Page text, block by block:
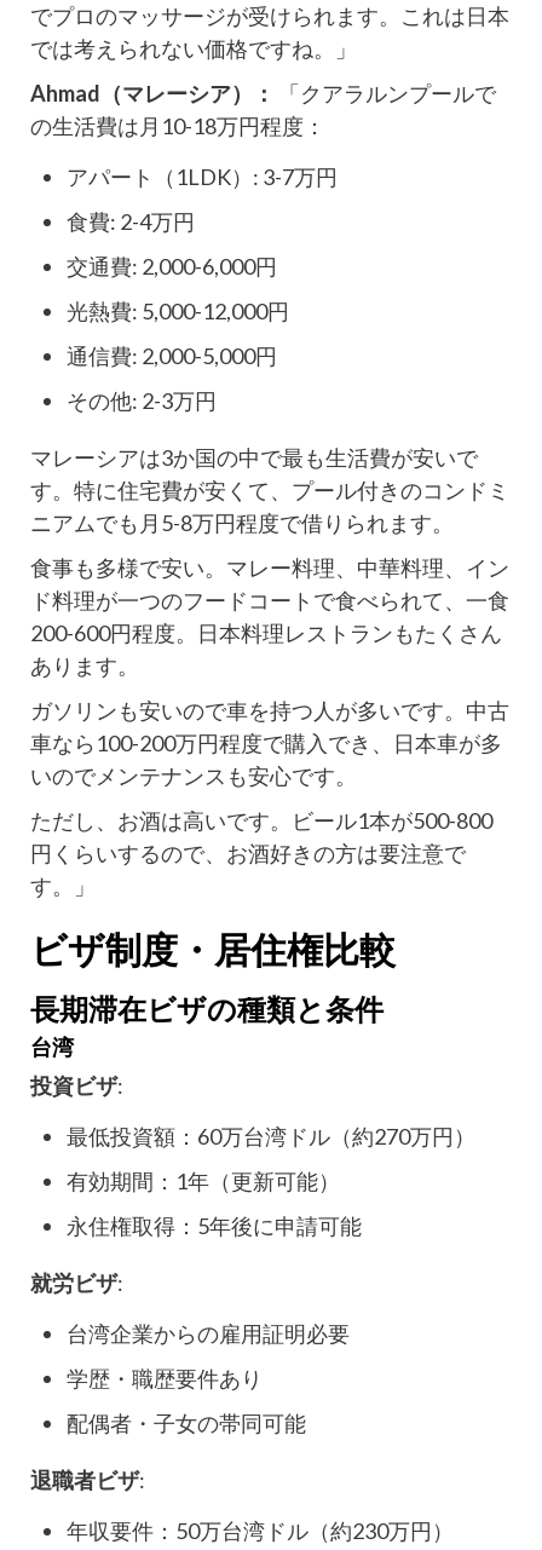
でプロのマッサージが受けられます。これは日本
では考えられない価格ですね。」
Ahmad（マレーシア）：
「クアラルンプールで
の生活費は月10-18万円程度：
アパート（1LDK）: 3-7万円
食費: 2-4万円
交通費: 2,000-6,000円
光熱費: 5,000-12,000円
通信費: 2,000-5,000円
その他: 2-3万円
マレーシアは3か国の中で最も生活費が安いで
す。特に住宅費が安くて、プール付きのコンドミ
ニアムでも月5-8万円程度で借りられます。
食事も多様で安い。マレー料理、中華料理、イン
ド料理が一つのフードコートで食べられて、一食
200-600円程度。日本料理レストランもたくさん
あります。
ガソリンも安いので車を持つ人が多いです。中古
車なら100-200万円程度で購入でき、日本車が多
いのでメンテナンスも安心です。
ただし、お酒は高いです。ビール1本が500-800
円くらいするので、お酒好きの方は要注意で
す。」
ビザ制度・居住権比較
長期滞在ビザの種類と条件
台湾
投資ビザ:
最低投資額：60万台湾ドル（約270万円）
有効期間：1年（更新可能）
永住権取得：5年後に申請可能
就労ビザ:
台湾企業からの雇用証明必要
学歴・職歴要件あり
配偶者・子女の帯同可能
退職者ビザ:
年収要件：50万台湾ドル（約230万円）